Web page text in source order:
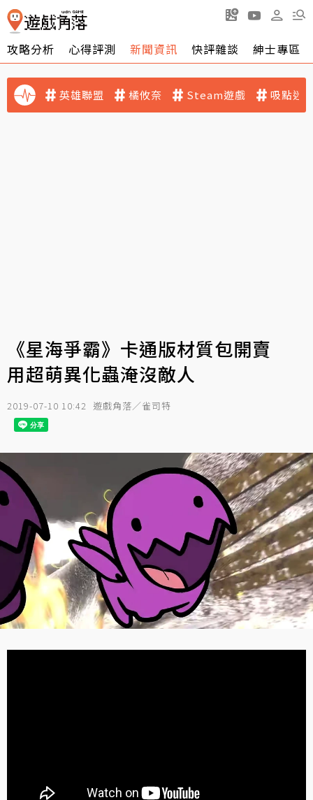
攻略分析 心得評測 新聞資訊 快評雜談 紳士專區
英雄聯盟 橘攸奈 Steam遊戲 吸點迷
《星海爭霸》卡通版材質包開賣
用超萌異化蟲淹沒敵人
2019-07-10 10:42 遊戲角落／雀司特